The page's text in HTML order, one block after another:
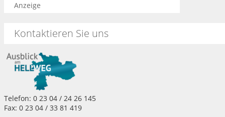
Anzeige
Kontaktieren Sie uns
Telefon: 0 23 04 / 24 26 145
Fax: 0 23 04 / 33 81 419